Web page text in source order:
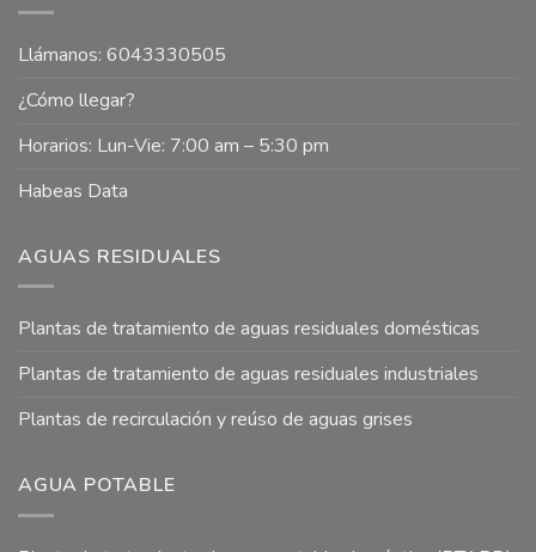
Llámanos: 6043330505
¿Cómo llegar?
Horarios: Lun-Vie: 7:00 am – 5:30 pm
Habeas Data
AGUAS RESIDUALES
Plantas de tratamiento de aguas residuales domésticas
Plantas de tratamiento de aguas residuales industriales
Plantas de recirculación y reúso de aguas grises
AGUA POTABLE